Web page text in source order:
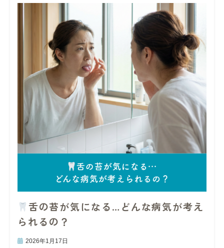
舌の苔が気になる…どんな病気が考え
られるの？
2026年1月17日